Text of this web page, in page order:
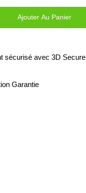
Ajouter Au Panier
sécurisé avec 3D Secure
Garantie